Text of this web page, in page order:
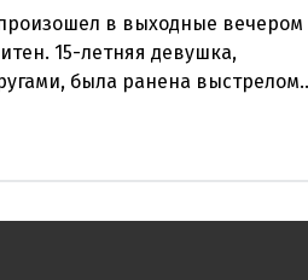
в выходные вечером
15-летняя девушка,
была ранена выстрелом
Полиция задержала двух п